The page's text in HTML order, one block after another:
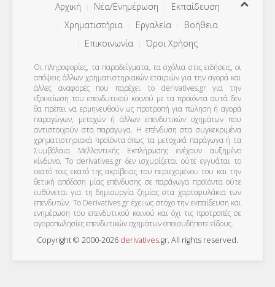
Αρχική Νέα/Ενημέρωση
Εκπαίδευση
Χρηματιστήρια
Εργαλεία
Βοήθεια
Επικοινωνία
Όροι Χρήσης
Οι πληροφορίες, τα παραδείγματα, τα σχόλια στις ειδήσεις, οι
απόψεις άλλων χρηματιστηριακών εταιριών για την αγορά και
άλλες αναφορές που παρέχει το derivatives.gr για την
εξοικείωση του επενδυτικού κοινού με τα προϊόντα αυτά δεν
θα πρέπει να ερμηνευθούν ως προτροπή για πώληση ή αγορά
παραγώγων, μετοχών ή άλλων επενδυτικών οχημάτων που
αντιστοιχούν στα παράγωγα. Η επένδυση στα συγκεκριμένα
χρηματιστηριακά προϊόντα όπως τα μετοχικά παράγωγα ή τα
Συμβόλαια Μελλοντικής Εκπλήρωσης ενέχουν αυξημένο
κίνδυνο. Το derivatives.gr δεν ισχυρίζεται ούτε εγγυάται το
εκατό τοις εκατό της ακρίβειας του περιεχομένου του και την
θετική απόδοση μίας επένδυσης σε παράγωγα προϊόντα ούτε
ευθύνεται για τη δημιουργία ζημίας στα χαρτοφυλάκια των
επενδυτών. To Derivatives.gr έχει ως στόχο την εκπαίδευση και
ενημέρωση του επενδυτικού κοινού και όχι τις προτροπές σε
αγοραπωλησίες επενδυτικών οχημάτων οποιουδήποτε είδους.
Copyright © 2000-2026 derivatives.gr. All rights reserved.